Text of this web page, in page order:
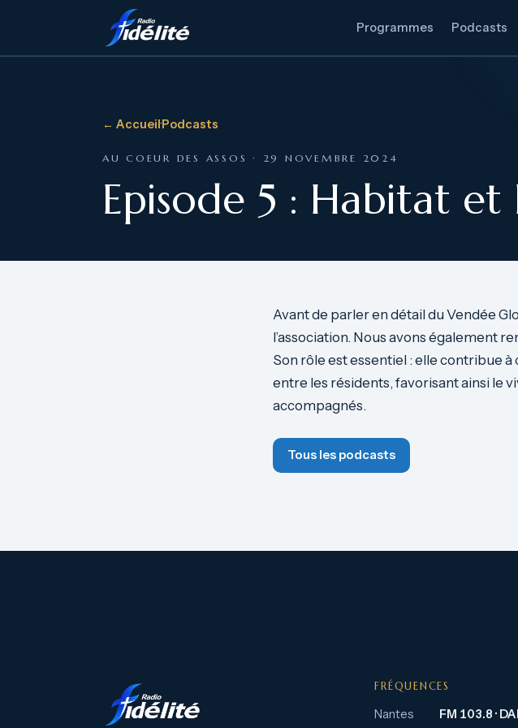
Programmes Podcasts
← Accueil·Podcasts
AU COEUR DES ASSOS · 29 NOVEMBRE 2024
Episode 5 : Habitat et
Avant de parler en détail du Vendée
l’association. Nous avons également
Son rôle est essentiel : elle contribue
entre les résidents, favorisant ainsi le
accompagnés.
Tous les podcasts
FRÉQUENCES
Nantes FM 103.8 ·